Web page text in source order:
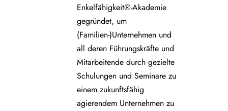
Enkelfähigkeit®-Akademie
gegründet, um
(Familien-)Unternehmen und
all deren Führungskräfte und
Mitarbeitende durch gezielte
Schulungen und Seminare zu
einem zukunftsfähig
agierendem Unternehmen zu